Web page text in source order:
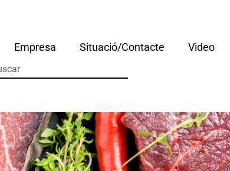
Empresa Situació/Contacte Video